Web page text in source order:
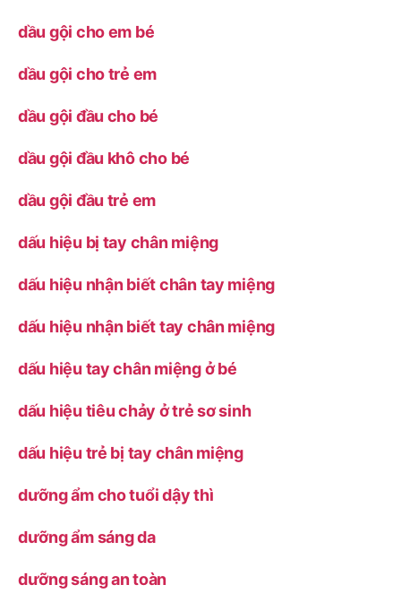
dầu gội cho em bé
dầu gội cho trẻ em
dầu gội đầu cho bé
dầu gội đầu khô cho bé
dầu gội đầu trẻ em
dấu hiệu bị tay chân miệng
dấu hiệu nhận biết chân tay miệng
dấu hiệu nhận biết tay chân miệng
dấu hiệu tay chân miệng ở bé
dấu hiệu tiêu chảy ở trẻ sơ sinh
dấu hiệu trẻ bị tay chân miệng
dưỡng ẩm cho tuổi dậy thì
dưỡng ẩm sáng da
dưỡng sáng an toàn